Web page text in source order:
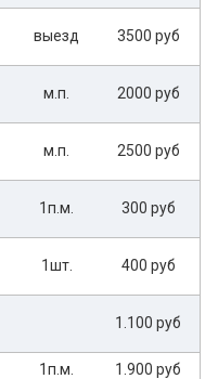
выезд 3500 руб
м.п. 2000 руб
м.п. 2500 руб
1п.м. 300 руб
1шт. 400 руб
1.100 руб
1п.м.
1.900 руб